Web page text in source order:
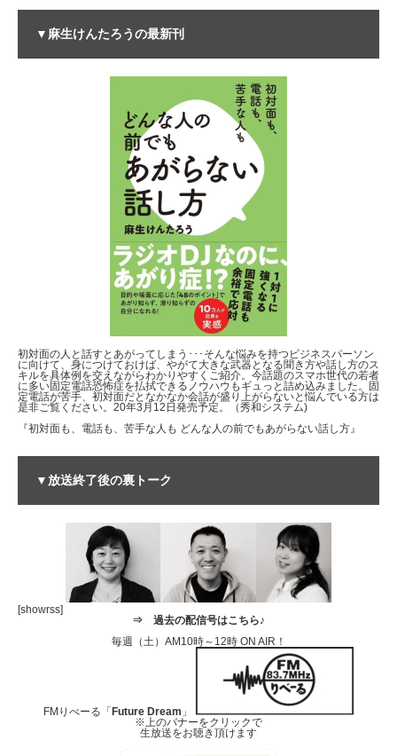
▼麻生けんたろうの最新刊
初対面の人と話すとあがってしまう･･･そんな悩みを持つビジネスパーソン
に向けて、身につけておけば、やがて大きな武器となる聞き方や話し方のス
キルを具体例を交えながらわかりやすくご紹介。今話題のスマホ世代の若者
に多い固定電話恐怖症を払拭できるノウハウもギュっと詰め込みました。固
定電話が苦手、初対面だとなかなか会話が盛り上がらないと悩んでいる方は
是非ご覧ください。20年3月12日発売予定。（秀和システム)
『初対面も、電話も、苦手な人も どんな人の前でもあがらない話し方』
▼放送終了後の裏トーク
[showrss]
⇒ 過去の配信号はこちら♪
毎週（土）AM10時～12時 ON AIR！
FMりべーる「Future Dream 」
※上のバナーをクリックで
生放送をお聴き頂けます